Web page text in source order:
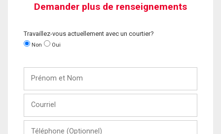
Demander plus de renseignements
Travaillez-vous actuellement avec un courtier?
Non Oui
Nom